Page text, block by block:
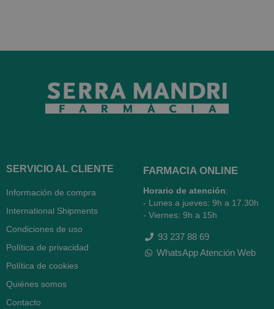
SERVICIO AL CLIENTE
Información de compra
International Shipments
Condiciones de uso
Política de privacidad
Política de cookies
Quiénes somos
Contacto
FARMACIA ONLINE
Horario de atención:
- Lunes a jueves: 9h a 17.30h
- Viernes: 9h a 15h
93 237 88 69
WhatsApp Atención Web